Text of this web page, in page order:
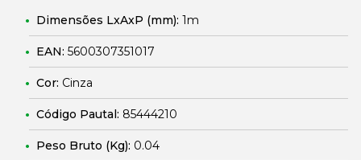
Dimensões LxAxP (mm): 1m
EAN: 5600307351017
Cor: Cinza
Código Pautal: 85444210
Peso Bruto (Kg): 0.04